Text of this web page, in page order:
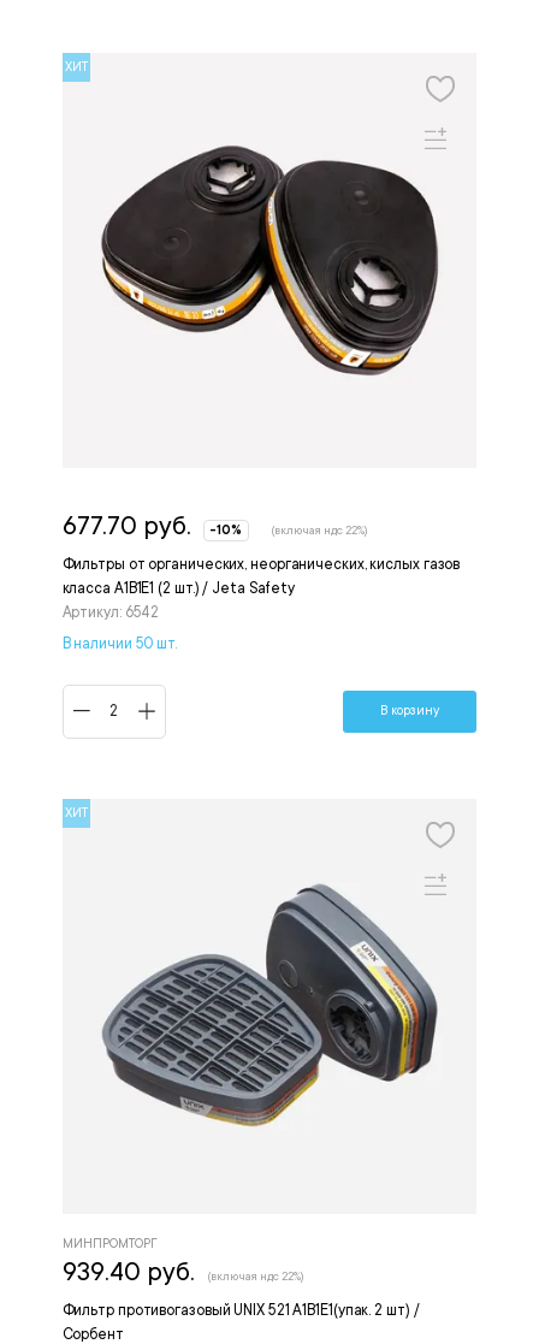
ХИТ
Фильтры от органических, неорганических, кислых газов
класса А1В1Е1 (2 шт.) / Jeta Safety
Артикул: 6542
677.70 руб. -10% (включая ндс 22%)
В наличии 50 шт.
В корзину
ХИТ
Фильтр противогазовый UNIX 521 A1B1E1(упак. 2 шт) /
Сорбент
МИНПРОМТОРГ
939.40 руб. (включая ндс 22%)